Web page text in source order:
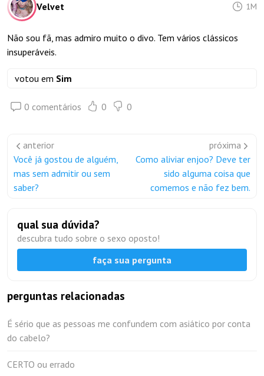
Velvet 1M
Não sou fã, mas admiro muito o divo. Tem vários clássicos
insuperáveis.
votou em Sim
0 comentários 0 0
anterior
Você já gostou de alguém,
mas sem admitir ou sem
saber?
próxima
Como aliviar enjoo? Deve ter
sido alguma coisa que
comemos e não fez bem.
qual sua dúvida?
descubra tudo sobre o sexo oposto!
faça sua pergunta
perguntas relacionadas
É sério que as pessoas me confundem com asiático por conta
do cabelo?
CERTO ou errado